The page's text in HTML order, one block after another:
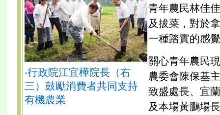
‧行政院江宜樺院長（右
三）鼓勵消費者共同支持
有機農業
青年農民林佳
及拔菜，對於
一種踏實的感
關心青年農民
農委會陳保基
致盛處長、宜
及本場黃鵬場